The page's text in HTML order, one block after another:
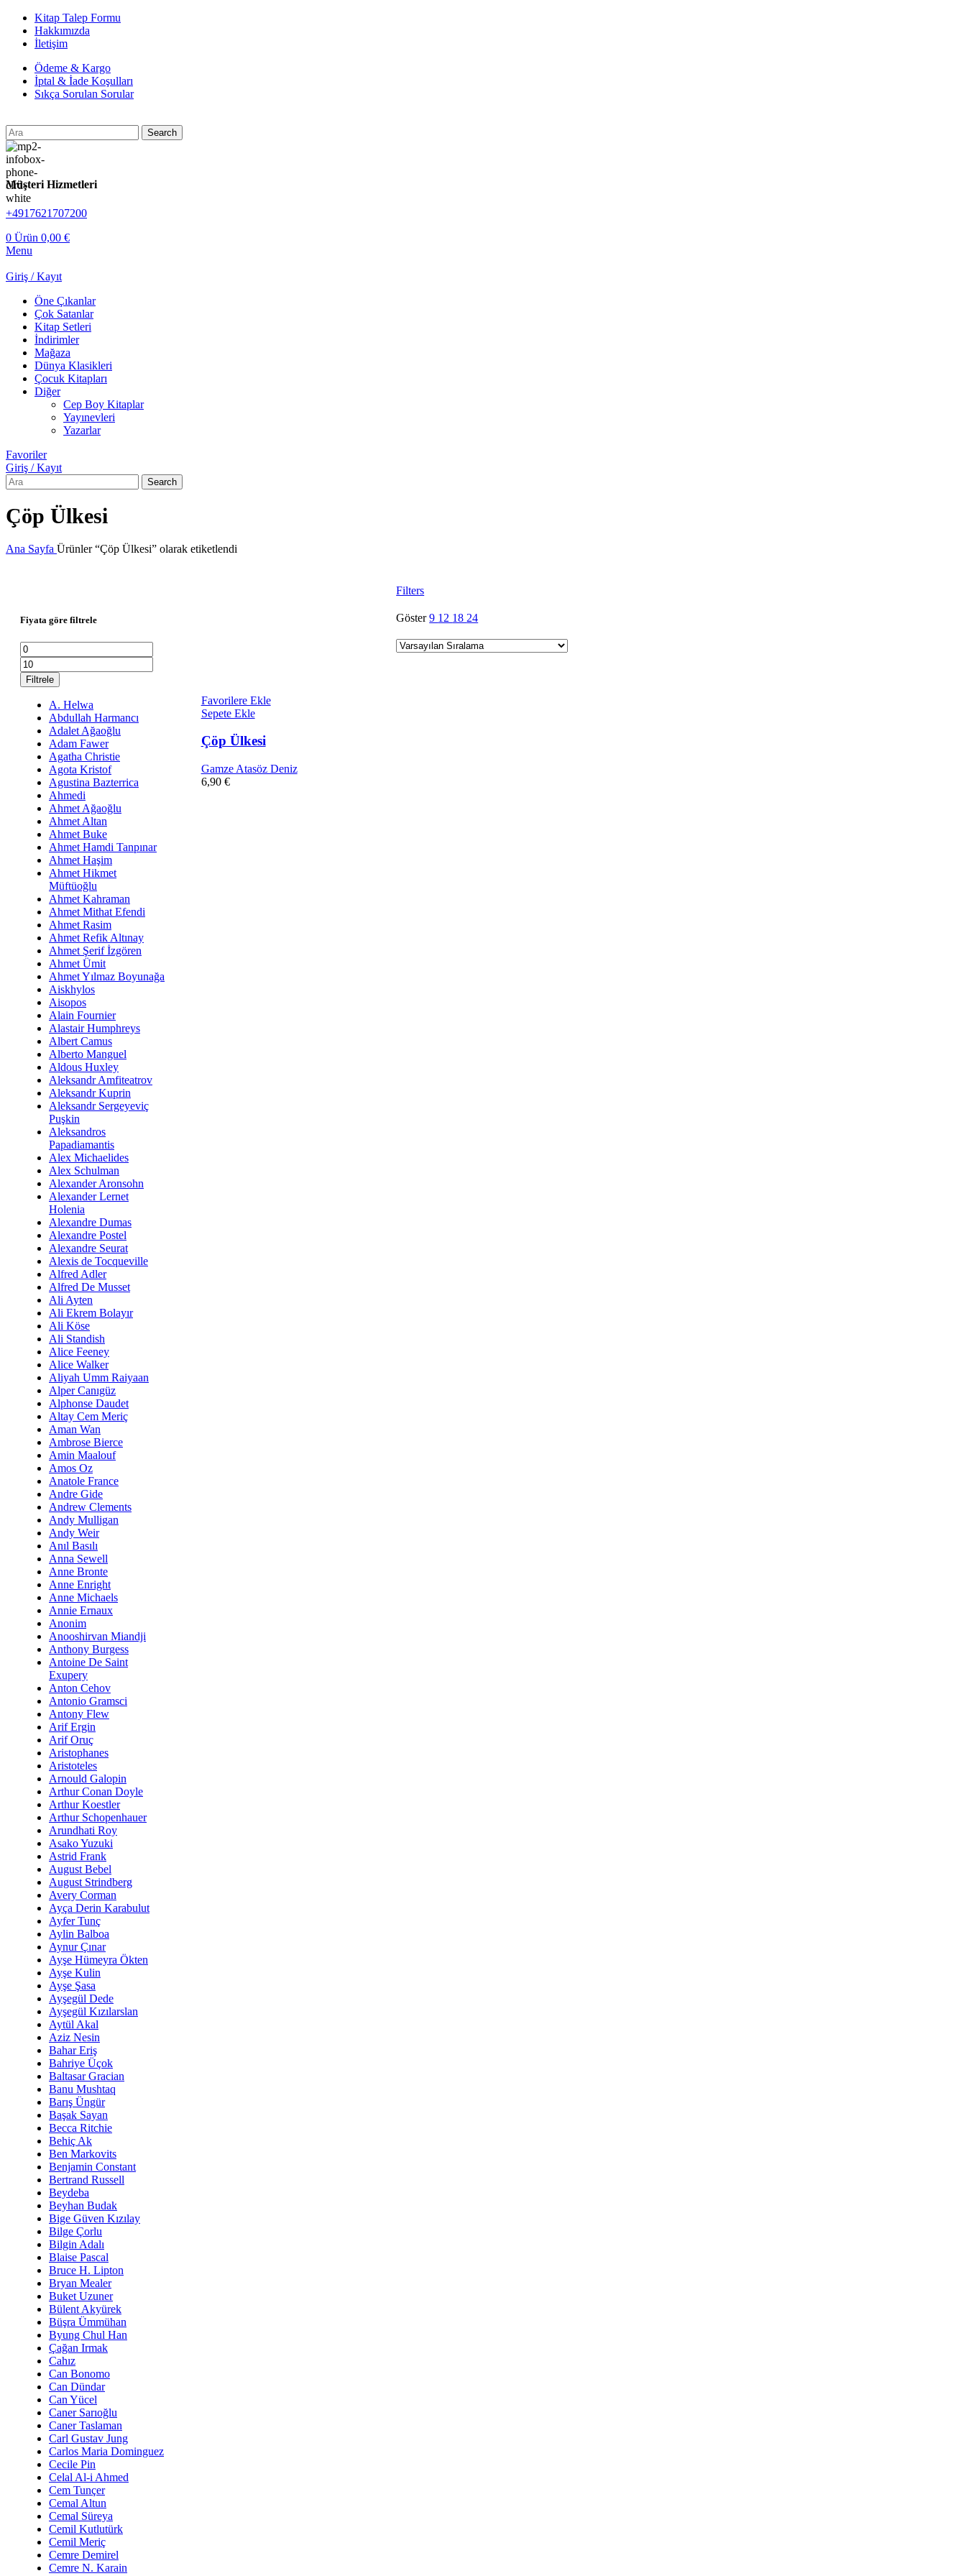
Kitap Talep Formu
Hakkımızda
İletişim
Ödeme & Kargo
İptal & İade Koşulları
Sıkça Sorulan Sorular
Search
Müşteri Hizmetleri
+4917621707200
0 Ürün 0,00 €
Menu
Giriş / Kayıt
Öne Çıkanlar
Çok Satanlar
Kitap Setleri
İndirimler
Mağaza
Dünya Klasikleri
Çocuk Kitapları
Diğer
Cep Boy Kitaplar
Yayınevleri
Yazarlar
Favoriler
Giriş / Kayıt
Search
Çöp Ülkesi
Ana Sayfa Ürünler “Çöp Ülkesi” olarak etiketlendi
Fiyata göre filtrele
En
düşük
fiyat
yüksek
fiyat
Filtrele
A. Helwa
Abdullah Harmancı
Adalet Ağaoğlu
Adam Fawer
Agatha Christie
Agota Kristof
Agustina Bazterrica
Ahmedi
Ahmet Ağaoğlu
Ahmet Altan
Ahmet Buke
Ahmet Hamdi Tanpınar
Ahmet Haşim
Ahmet Hikmet
Müftüoğlu
Ahmet Kahraman
Ahmet Mithat Efendi
Ahmet Rasim
Ahmet Refik Altınay
Ahmet Şerif İzgören
Ahmet Ümit
Ahmet Yılmaz Boyunağa
Aiskhylos
Aisopos
Alain Fournier
Alastair Humphreys
Albert Camus
Alberto Manguel
Aldous Huxley
Aleksandr Amfiteatrov
Aleksandr Kuprin
Aleksandr Sergeyeviç
Puşkin
Aleksandros
Papadiamantis
Alex Michaelides
Alex Schulman
Alexander Aronsohn
Alexander Lernet
Holenia
Alexandre Dumas
Alexandre Postel
Alexandre Seurat
Alexis de Tocqueville
Alfred Adler
Alfred De Musset
Ali Ayten
Ali Ekrem Bolayır
Ali Köse
Ali Standish
Alice Feeney
Alice Walker
Aliyah Umm Raiyaan
Alper Canıgüz
Alphonse Daudet
Altay Cem Meriç
Aman Wan
Ambrose Bierce
Amin Maalouf
Amos Oz
Anatole France
Andre Gide
Andrew Clements
Andy Mulligan
Andy Weir
Anıl Basılı
Anna Sewell
Anne Bronte
Anne Enright
Anne Michaels
Annie Ernaux
Anonim
Anooshirvan Miandji
Anthony Burgess
Antoine De Saint
Exupery
Anton Cehov
Antonio Gramsci
Antony Flew
Arif Ergin
Arif Oruç
Aristophanes
Aristoteles
Arnould Galopin
Arthur Conan Doyle
Arthur Koestler
Arthur Schopenhauer
Arundhati Roy
Asako Yuzuki
Astrid Frank
August Bebel
August Strindberg
Avery Corman
Ayça Derin Karabulut
Ayfer Tunç
Aylin Balboa
Aynur Çınar
Ayşe Hümeyra Ökten
Ayşe Kulin
Ayşe Şasa
Ayşegül Dede
Ayşegül Kızılarslan
Aytül Akal
Aziz Nesin
Bahar Eriş
Bahriye Üçok
Baltasar Gracian
Banu Mushtaq
Barış Üngür
Başak Sayan
Becca Ritchie
Behiç Ak
Ben Markovits
Benjamin Constant
Bertrand Russell
Beydeba
Beyhan Budak
Bige Güven Kızılay
Bilge Çorlu
Bilgin Adalı
Blaise Pascal
Bruce H. Lipton
Bryan Mealer
Buket Uzuner
Bülent Akyürek
Büşra Ümmühan
Byung Chul Han
Çağan Irmak
Cahız
Can Bonomo
Can Dündar
Can Yücel
Caner Sarıoğlu
Caner Taslaman
Carl Gustav Jung
Carlos Maria Dominguez
Cecile Pin
Celal Al-i Ahmed
Cem Tunçer
Cemal Altun
Cemal Süreya
Cemil Kutlutürk
Cemil Meriç
Cemre Demirel
Cemre N. Karain
Filters
Göster9 12 18 24
Favorilere Ekle
Sepete Ekle
Çöp Ülkesi
Gamze Atasöz Deniz
6,90 €